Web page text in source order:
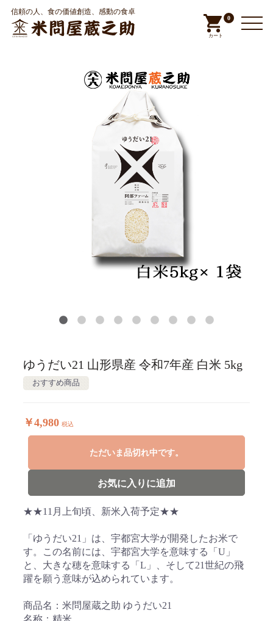
信頼の人、食の価値創造、感動の食卓
0
カート
ゆうだい21 山形県産 令和7年産 白米 5kg
おすすめ商品
￥4,980 税込
ただいま品切れ中です。
お気に入りに追加
★★11月上旬頃、新米入荷予定★★
「ゆうだい21」は、宇都宮大学が開発したお米で
す。この名前には、宇都宮大学を意味する「U」
と、大きな穂を意味する「L」、そして21世紀の飛
躍を願う意味が込められています。
商品名：米問屋蔵之助 ゆうだい21